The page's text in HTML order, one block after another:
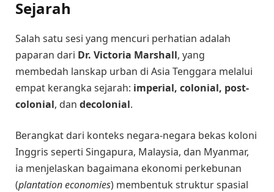
Sejarah
Salah satu sesi yang mencuri perhatian adalah
paparan dari Dr. Victoria Marshall, yang
membedah lanskap urban di Asia Tenggara melalui
empat kerangka sejarah: imperial, colonial, post-
colonial, dan decolonial.
Berangkat dari konteks negara-negara bekas koloni
Inggris seperti Singapura, Malaysia, dan Myanmar,
ia menjelaskan bagaimana ekonomi perkebunan
(plantation economies) membentuk struktur spasial